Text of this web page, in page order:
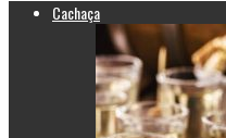
Cachaça